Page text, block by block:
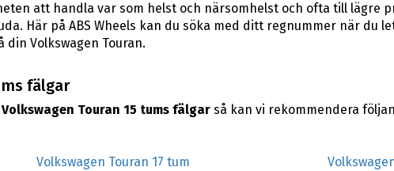
att handla var som helst och närsomhelst och ofta till lägre
Här på ABS Wheels kan du söka med ditt regnummer när du
Volkswagen Touran.
fälgar
Volkswagen Touran 15 tums fälgarså kan vi rekommendera
Volkswagen Touran 17 tum